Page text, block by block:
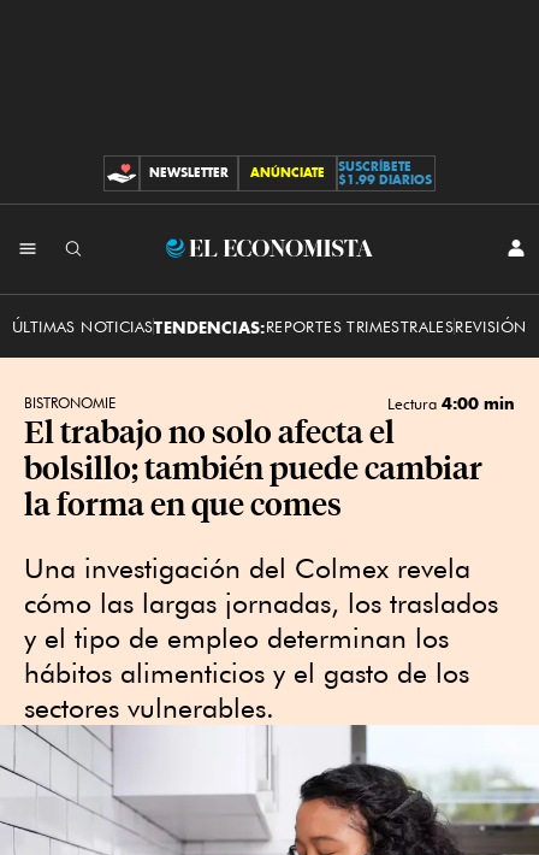
CONTRIBUCIONES
NEWSLETTER ANÚNCIATE
SUSCRÍBETE
$1.99 DIARIOS
El
ÚLTIMAS NOTICIASTENDENCIAS:REPORTES TRIMESTRALESREVISIÓN
BISTRONOMIE Lectura 4:00 min
El trabajo no solo afecta el
bolsillo; también puede cambiar
la forma en que comes
Una investigación del Colmex revela
cómo las largas jornadas, los traslados
y el tipo de empleo determinan los
hábitos alimenticios y el gasto de los
sectores vulnerables.